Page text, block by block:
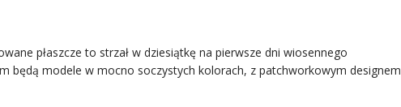
płaszcze to strzał w dziesiątkę na pierwsze dni wiosennego
będą modele w mocno soczystych kolorach, z patchworkowym designem